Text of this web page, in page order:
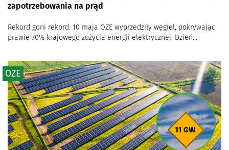
zapotrzebowania na prąd
Rekord goni rekord. 10 maja OZE wyprzedziły węgiel, pokrywając
prawie 70% krajowego zużycia energii elektrycznej. Dzień...
OZE